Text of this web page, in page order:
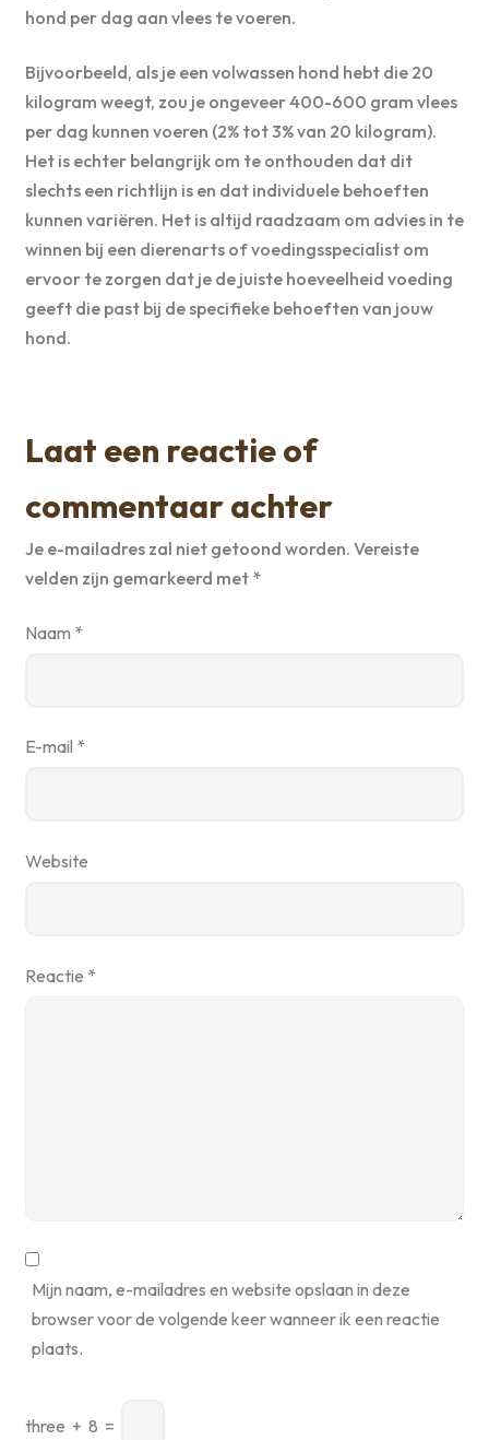
hond per dag aan vlees te voeren.
Bijvoorbeeld, als je een volwassen hond hebt die 20
kilogram weegt, zou je ongeveer 400-600 gram vlees
per dag kunnen voeren (2% tot 3% van 20 kilogram).
Het is echter belangrijk om te onthouden dat dit
slechts een richtlijn is en dat individuele behoeften
kunnen variëren. Het is altijd raadzaam om advies in te
winnen bij een dierenarts of voedingsspecialist om
ervoor te zorgen dat je de juiste hoeveelheid voeding
geeft die past bij de specifieke behoeften van jouw
hond.
Laat een reactie of
commentaar achter
Je e-mailadres zal niet getoond worden. Vereiste
velden zijn gemarkeerd met *
Naam *
E-mail *
Website
Reactie *
Mijn naam, e-mailadres en website opslaan in deze
browser voor de volgende keer wanneer ik een reactie
plaats.
three + 8 =